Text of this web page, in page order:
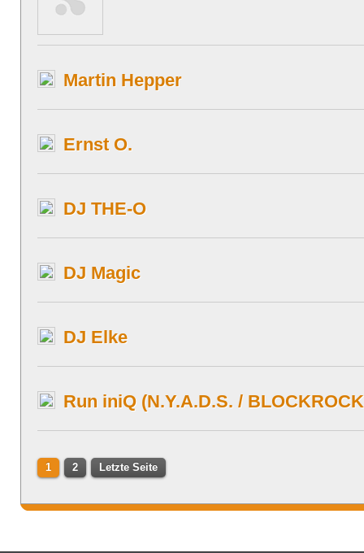
Martin Hepper
Ernst O.
DJ THE-O
DJ Magic
DJ Elke
Run iniQ (N.Y.A.D.S. /
1 2 Letzte Seite